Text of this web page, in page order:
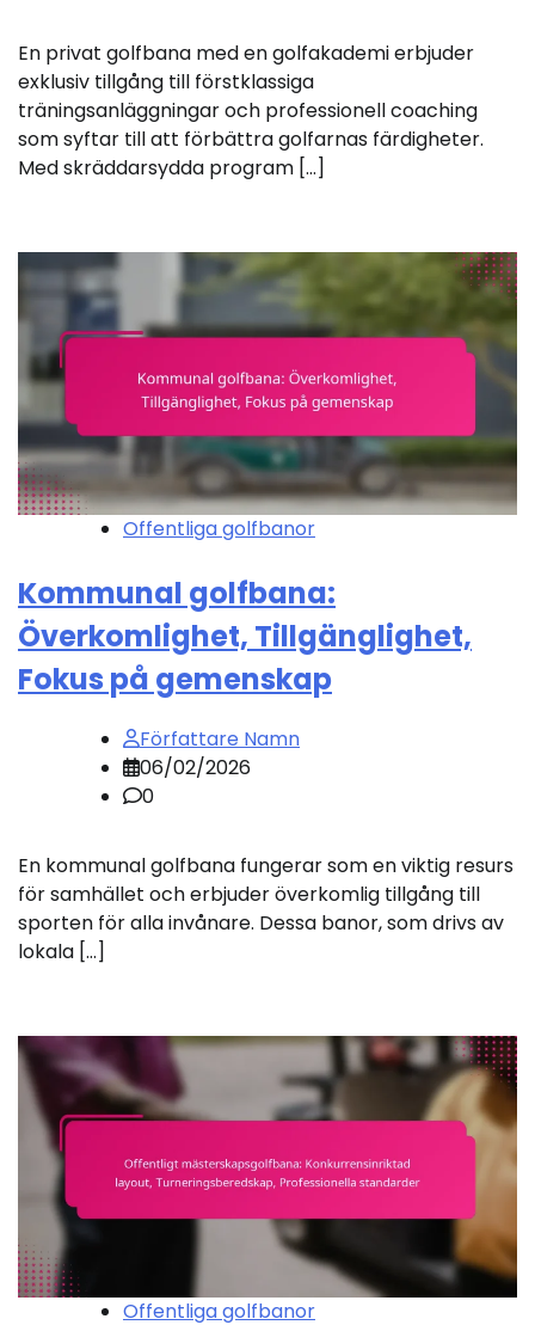
En privat golfbana med en golfakademi erbjuder
exklusiv tillgång till förstklassiga
träningsanläggningar och professionell coaching
som syftar till att förbättra golfarnas färdigheter.
Med skräddarsydda program […]
Offentliga golfbanor
Kommunal golfbana:
Överkomlighet, Tillgänglighet,
Fokus på gemenskap
Författare Namn
06/02/2026
0
En kommunal golfbana fungerar som en viktig resurs
för samhället och erbjuder överkomlig tillgång till
sporten för alla invånare. Dessa banor, som drivs av
lokala […]
Offentliga golfbanor